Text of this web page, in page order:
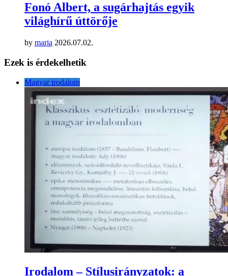
Fonó Albert, a sugárhajtás egyik
világhírű úttörője
by maria 2026.07.02.
Ezek is érdekelhetik
Magyar irodalom
Irodalom – Stílusirányzatok: a